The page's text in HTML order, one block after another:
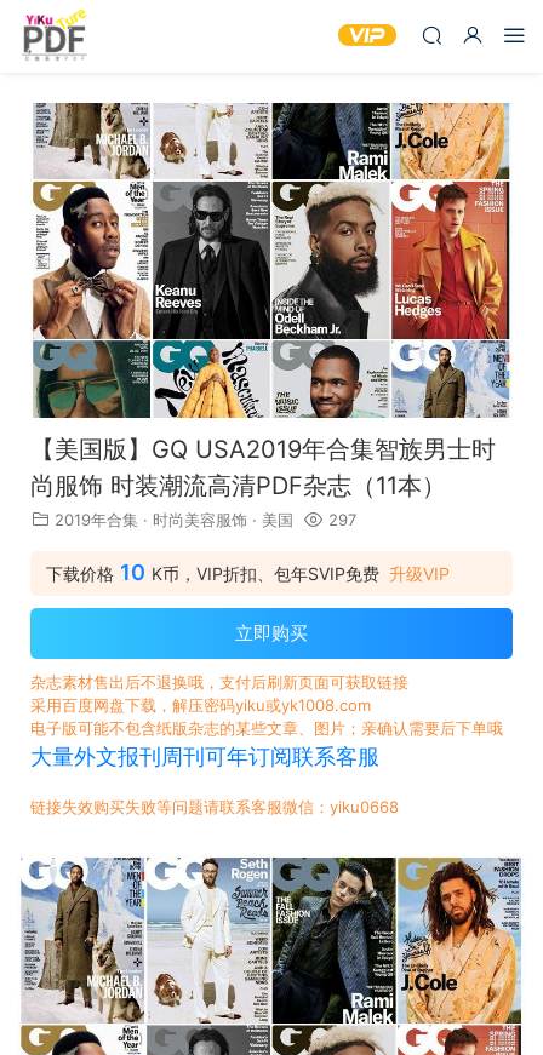
【美国版】GQ USA2019年合集智族男士时
尚服饰 时装潮流高清PDF杂志（11本）
2019年合集 · 时尚美容服饰 · 美国 297
下载价格 10 K币，VIP折扣、包年SVIP免费 升级VIP
立即购买
杂志素材售出后不退换哦，支付后刷新页面可获取链接
采用百度网盘下载，解压密码yiku或yk1008.com
电子版可能不包含纸版杂志的某些文章、图片；亲确认需要后下单哦
大量外文报刊周刊可年订阅联系客服
链接失效购买失败等问题请联系客服微信：yiku0668